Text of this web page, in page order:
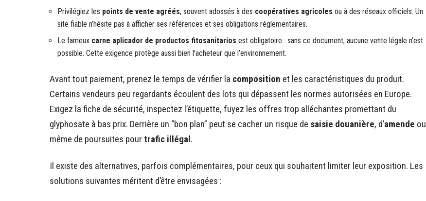
Privilégiez les points de vente agréés, souvent adossés à des coopératives agricoles ou à des réseaux officiels. Un
site fiable n’hésite pas à afficher ses références et ses obligations réglementaires.
Le fameux carne aplicador de productos fitosanitarios est obligatoire : sans ce document, aucune vente légale n’est
possible. Cette exigence protège aussi bien l’acheteur que l’environnement.
Avant tout paiement, prenez le temps de vérifier la composition et les caractéristiques du produit.
Certains vendeurs peu regardants écoulent des lots qui dépassent les normes autorisées en Europe.
Exigez la fiche de sécurité, inspectez l’étiquette, fuyez les offres trop alléchantes promettant du
glyphosate à bas prix. Derrière un “bon plan” peut se cacher un risque de saisie douanière, d’amende ou
même de poursuites pour trafic illégal.
Il existe des alternatives, parfois complémentaires, pour ceux qui souhaitent limiter leur exposition. Les
solutions suivantes méritent d’être envisagées :